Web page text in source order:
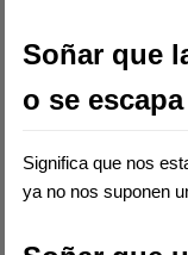
Soñar que
o se escapa
Significa que nos
ya no nos suponen